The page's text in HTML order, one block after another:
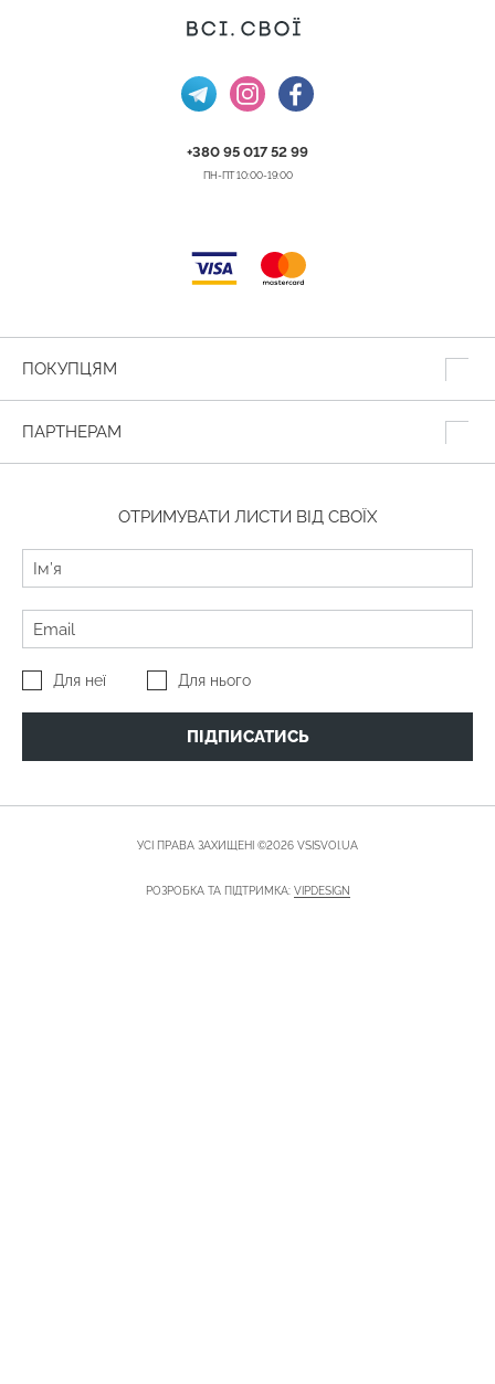
+380 95 017 52 99
ПН-ПТ 10:00-19:00
ПОКУПЦЯМ
ПАРТНЕРАМ
ОТРИМУВАТИ ЛИСТИ ВІД СВОЇХ
Для неї Для нього
ПІДПИСАТИСЬ
УСІ ПРАВА ЗАХИЩЕНІ ©2026 VSISVOI.UA
РОЗРОБКА ТА ПІДТРИМКА: VIPDESIGN